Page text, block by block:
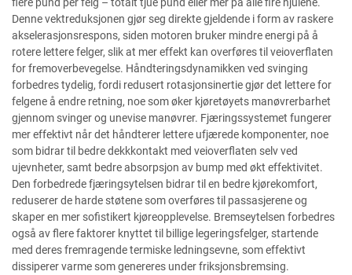
Denne vektreduksjonen gjør seg direkte gjeldende i form av raskere
akselerasjonsrespons, siden motoren bruker mindre energi på å
rotere lettere felger, slik at mer effekt kan overføres til veioverflaten
for fremoverbevegelse. Håndteringsdynamikken ved svinging
forbedres tydelig, fordi redusert rotasjonsinertie gjør det lettere for
felgene å endre retning, noe som øker kjøretøyets manøvrerbarhet
gjennom svinger og unevise manøvrer. Fjæringssystemet fungerer
mer effektivt når det håndterer lettere ufjærede komponenter, noe
som bidrar til bedre dekkkontakt med veioverflaten selv ved
ujevnheter, samt bedre absorpsjon av bump med økt effektivitet.
Den forbedrede fjæringsytelsen bidrar til en bedre kjørekomfort,
reduserer de harde støtene som overføres til passasjerene og
skaper en mer sofistikert kjøreopplevelse. Bremseytelsen forbedres
også av flere faktorer knyttet til billige legeringsfelger, startende
med deres fremragende termiske ledningsevne, som effektivt
dissiperer varme som genereres under friksjonsbremsing.